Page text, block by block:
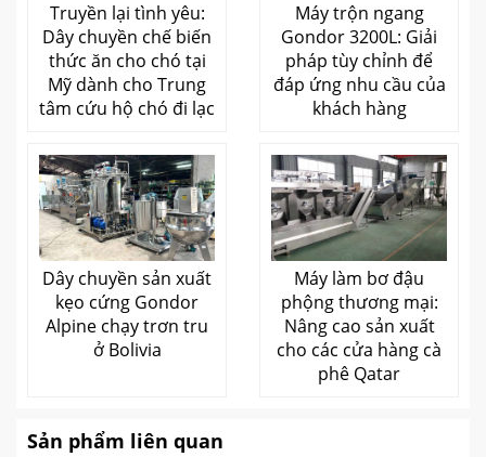
Truyền lại tình yêu:
Dây chuyền chế biến
thức ăn cho chó tại
Mỹ dành cho Trung
tâm cứu hộ chó đi lạc
Máy trộn ngang
Gondor 3200L: Giải
pháp tùy chỉnh để
đáp ứng nhu cầu của
khách hàng
Dây chuyền sản xuất
kẹo cứng Gondor
Alpine chạy trơn tru
ở Bolivia
Máy làm bơ đậu
phộng thương mại:
Nâng cao sản xuất
cho các cửa hàng cà
phê Qatar
Sản phẩm liên quan